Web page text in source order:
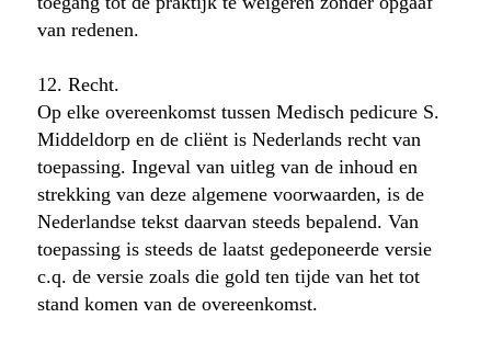
van redenen.
12. Recht.
Op elke overeenkomst tussen Medisch pedicure S.
Middeldorp en de cliënt is Nederlands recht van
toepassing. Ingeval van uitleg van de inhoud en
strekking van deze algemene voorwaarden, is de
Nederlandse tekst daarvan steeds bepalend. Van
toepassing is steeds de laatst gedeponeerde versie
c.q. de versie zoals die gold ten tijde van het tot
stand komen van de overeenkomst.